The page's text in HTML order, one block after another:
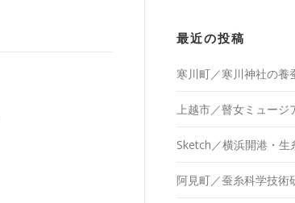
最近の投稿
寒川町／寒川神社の養
上越市／瞽女ミュージ
Sketch／横浜開港・生
阿見町／蚕糸科学技術